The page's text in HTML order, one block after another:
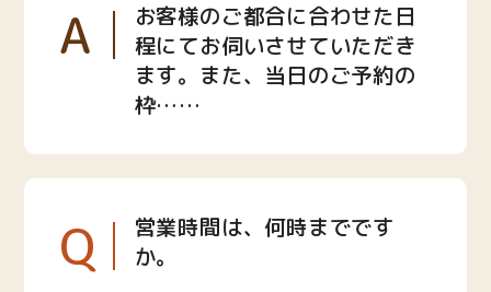
A
お客様のご都合に合わせた日
程にてお伺いさせていただき
ます。また、当日のご予約の
枠……
Q
営業時間は、何時までです
か。